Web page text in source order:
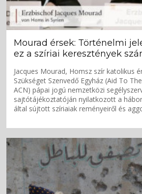
Mourad érsek: Történelmi
ez a szíriai keresztények
Jacques Mourad, Homsz szír katolikus
Szükséget Szenvedő Egyház (Aid To
ACN) pápai jogú nemzetközi
sajtótájékoztatóján nyilatkozott a
által sújtott szíriaiak reményeiről és